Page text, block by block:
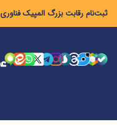
ثبت‌نام رقابت بزرگ المپیک فناوری ۲۰۲۶ آغاز شد